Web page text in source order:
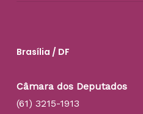
Brasília / DF
Câmara dos Deputados
(61) 3215-1913